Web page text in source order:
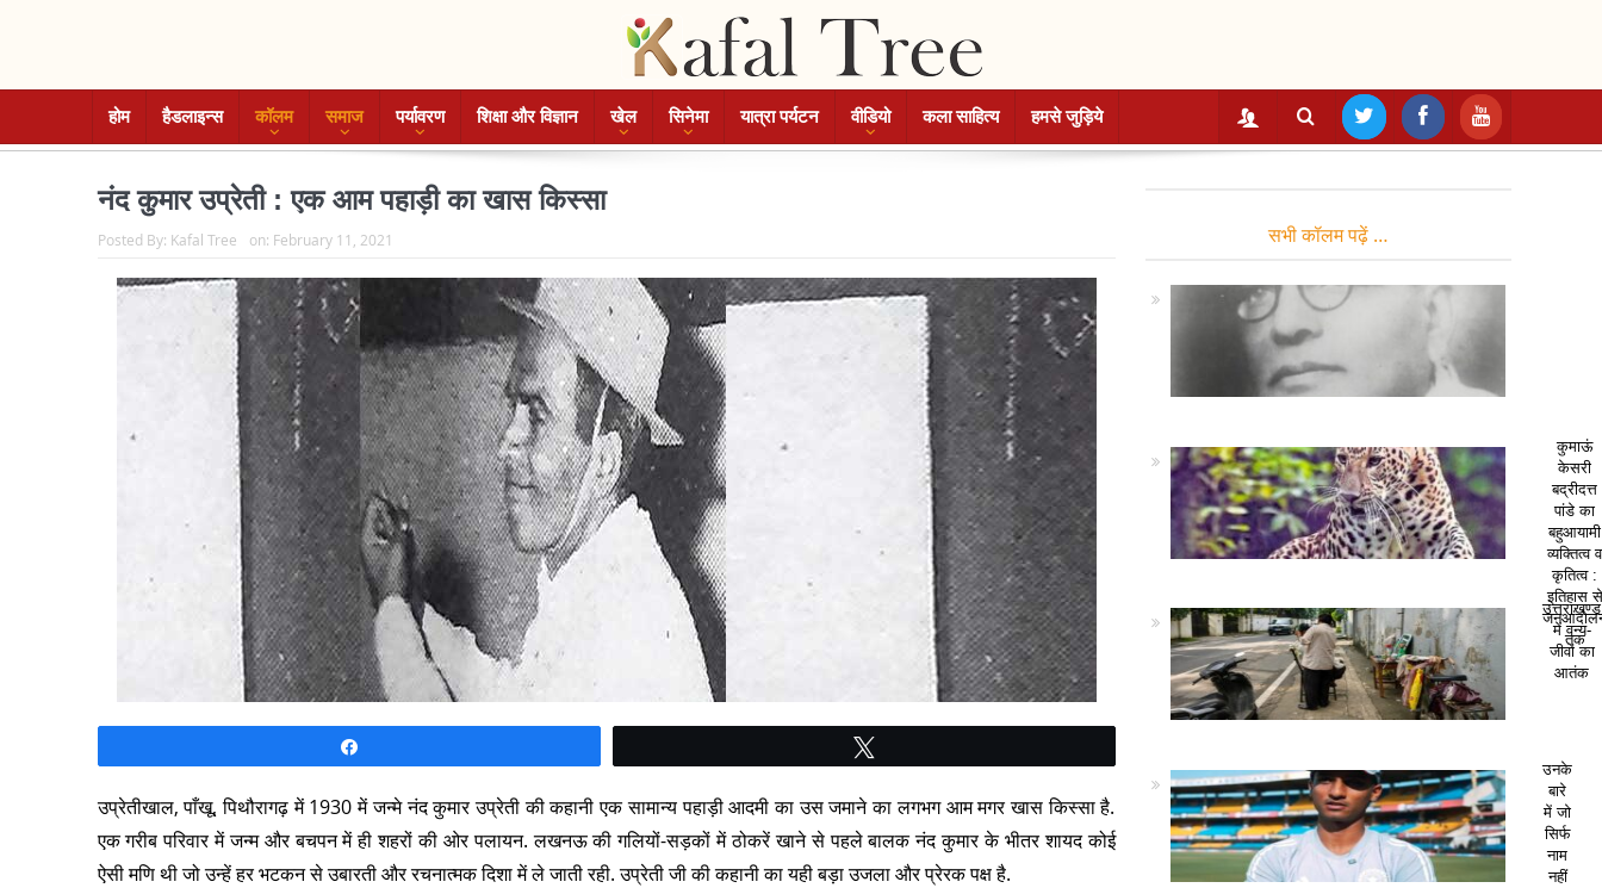
होम हैडलाइन्स कॉलम समाज पर्यावरण शिक्षा और विज्ञान खेल सिनेमा यात्रा पर्यटन वीडियो कला साहित्य हमसे जुड़िये
नंद कुमार उप्रेती : एक आम पहाड़ी का खास किस्सा
Posted By: Kafal Tree on: February 11, 2021
उप्रेतीखाल, पाँखू, पिथौरागढ़ में 1930 में जन्मे नंद कुमार उप्रेती की कहानी एक सामान्य पहाड़ी आदमी का उस जमाने का लगभग आम मगर खास किस्सा है.
एक गरीब परिवार में जन्म और बचपन में ही शहरों की ओर पलायन. लखनऊ की गलियों-सड़कों में ठोकरें खाने से पहले बालक नंद कुमार के भीतर शायद कोई
ऐसी मणि थी जो उन्हें हर भटकन से उबारती और रचनात्मक दिशा में ले जाती रही. उप्रेती जी की कहानी का यही बड़ा उजला और प्रेरक पक्ष है.
सभी कॉलम पढ़ें …
कुमाऊं
केसरी
बद्रीदत्त
पांडे का
बहुआयामी
व्यक्तित्व व
कृतित्व :
इतिहास से
तक
उत्तराखण्ड
में वन्य-
जीवों का
आतंक
उनके
बारे
में जो
सिर्फ
नाम
नहीं